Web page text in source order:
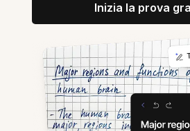
Inizia la prova